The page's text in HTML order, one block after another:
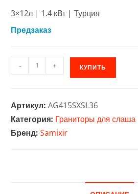
3×12л | 1.4 кВт | Турция
Предзаказ
Количество
товара
машина)
Samixir
Slush
- + КУПИТЬ
Артикул:AG415SXSL36
Категория: Граниторы для слаша
Бренд: Samixir